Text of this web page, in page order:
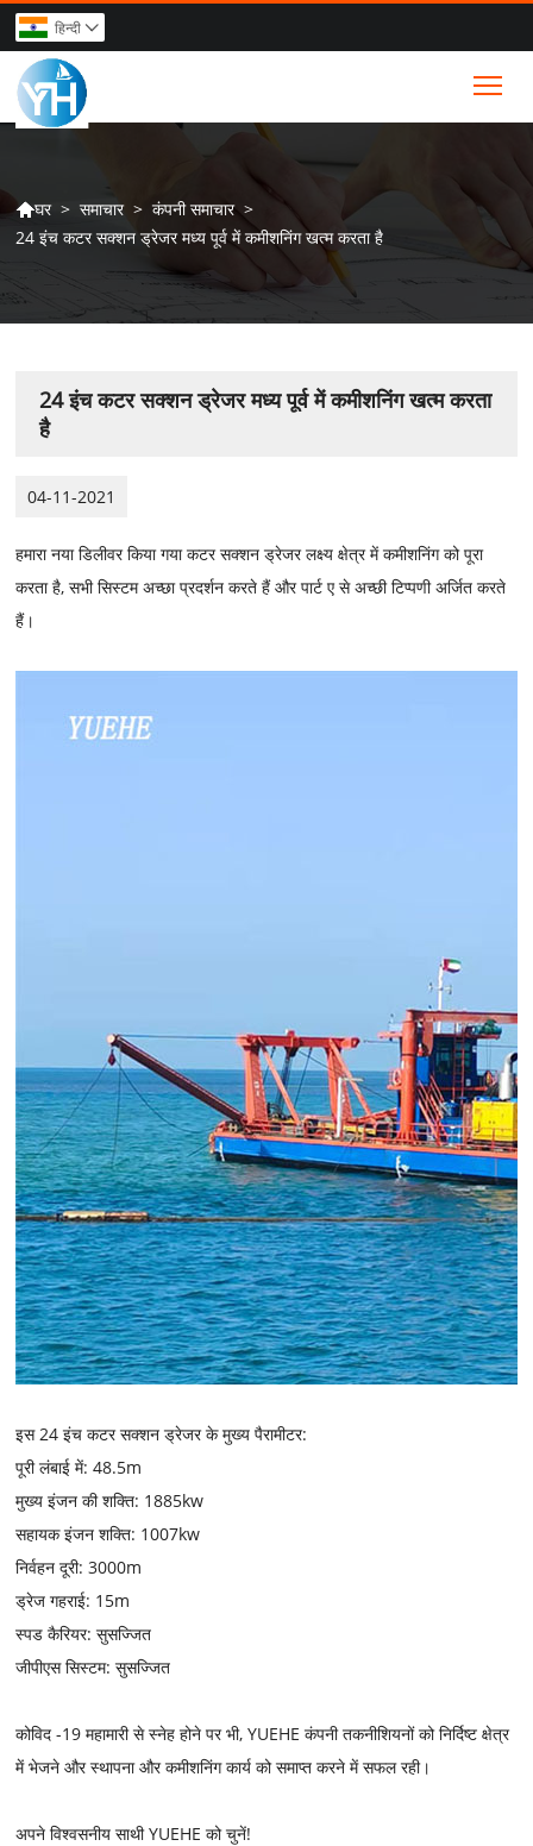
हिन्दी 
घर > समाचार > कंपनी समाचार >
24 इंच कटर सक्शन ड्रेजर मध्य पूर्व में कमीशनिंग खत्म करता है
24 इंच कटर सक्शन ड्रेजर मध्य पूर्व में कमीशनिंग खत्म करता
है
04-11-2021
हमारा नया डिलीवर किया गया कटर सक्शन ड्रेजर लक्ष्य क्षेत्र में कमीशनिंग को पूरा
करता है, सभी सिस्टम अच्छा प्रदर्शन करते हैं और पार्ट ए से अच्छी टिप्पणी अर्जित करते
हैं।
इस 24 इंच कटर सक्शन ड्रेजर के मुख्य पैरामीटर:
पूरी लंबाई में: 48.5m
मुख्य इंजन की शक्ति: 1885kw
सहायक इंजन शक्ति: 1007kw
निर्वहन दूरी: 3000m
ड्रेज गहराई: 15m
स्पड कैरियर: सुसज्जित
जीपीएस सिस्टम: सुसज्जित
कोविद -19 महामारी से स्नेह होने पर भी, YUEHE कंपनी तकनीशियनों को निर्दिष्ट क्षेत्र
में भेजने और स्थापना और कमीशनिंग कार्य को समाप्त करने में सफल रही।
अपने विश्वसनीय साथी YUEHE को चुनें!